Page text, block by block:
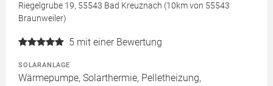
Riegelgrube 19, 55543 Bad Kreuznach (10km von 55543
Braunweiler)
5 mit einer Bewertung
SOLARANLAGE
Wärmepumpe, Solarthermie, Pelletheizung,